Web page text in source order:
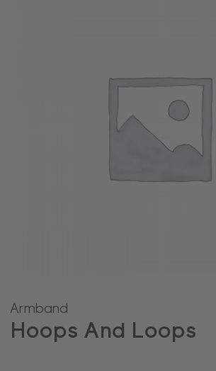
Armband
Hoops And Loops